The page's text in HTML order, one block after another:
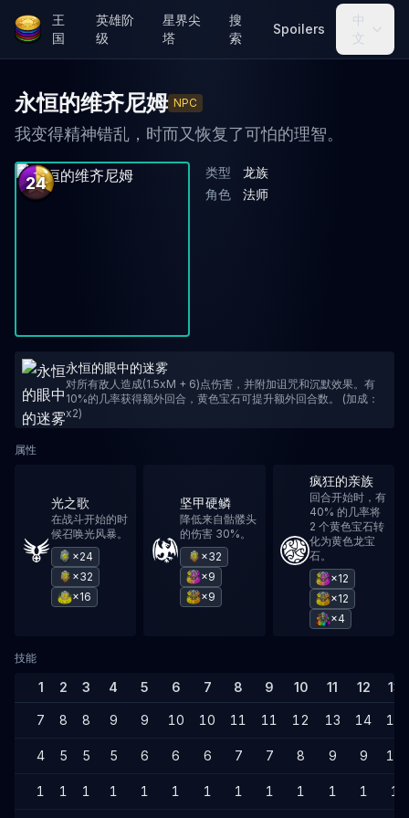
王
国
英雄阶
级
星界尖
塔
搜
索
Spoilers
中
文
永恒的维齐尼姆 NPC
我变得精神错乱，时而又恢复了可怕的理智。
24
类型
龙族
角色
法师
永恒的眼中的迷雾
对所有敌人造成(1.5xM + 6)点伤害，并附加诅咒和沉默效果。有
10%的几率获得额外回合，黄色宝石可提升额外回合数。 (加成：
x2)
属性
光之歌
在战斗开始的时
候召唤光风暴。
×24
×32
×16
坚甲硬鳞
降低来自骷髅头
的伤害 30%。
×32
×9
×9
疯狂的亲族
回合开始时，有
40% 的几率将
2 个黄色宝石转
化为黄色龙宝
石。
×12
×12
×4
技能
1 2 3 4 5 6 7 8 9 10 11 12 13
7 8 8 9 9 10 10 11 11 12 13 14 14
4 5 5 5 6 6 6 7 7 8 9 9 10
1 1 1 1 1 1 1 1 1 1 1 1 1